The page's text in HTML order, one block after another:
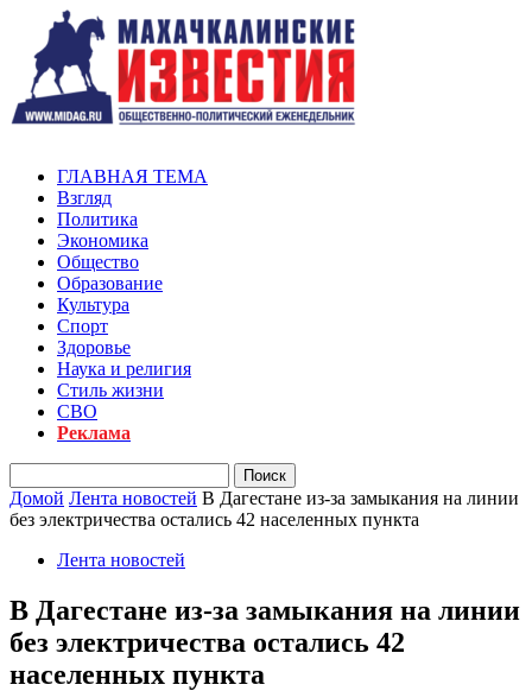
ГЛАВНАЯ ТЕМА
Взгляд
Политика
Экономика
Общество
Образование
Культура
Спорт
Здоровье
Наука и религия
Стиль жизни
СВО
Реклама
Домой Лента новостей В Дагестане из-за замыкания на линии
без электричества остались 42 населенных пункта
Лента новостей
В Дагестане из-за замыкания на линии
без электричества остались 42
населенных пункта